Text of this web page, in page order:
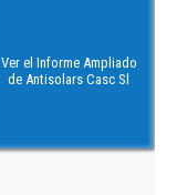
Ver el Informe Ampliado
de Antisolars Casc Sl